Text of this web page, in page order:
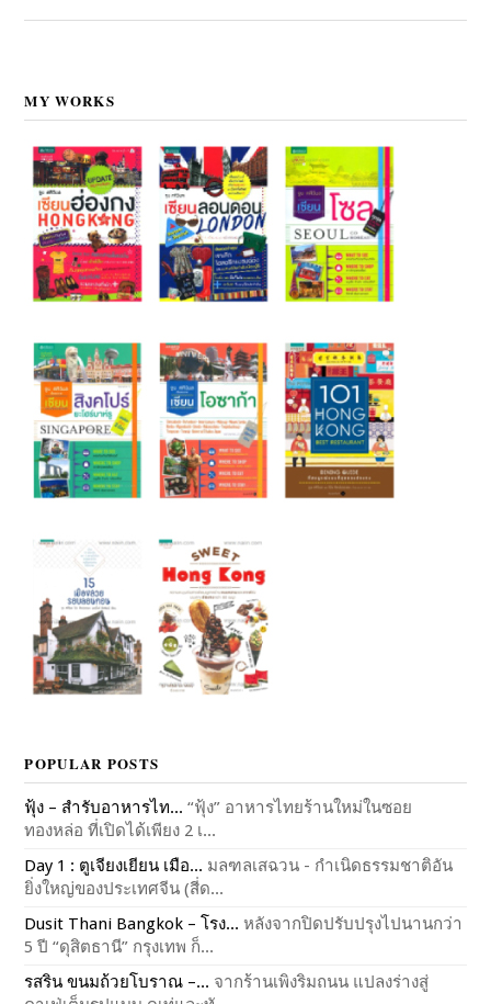
MY WORKS
POPULAR POSTS
ฟุ้ง – สำรับอาหารไท... “ฟุ้ง” อาหารไทยร้านใหม่ในซอย
ทองหล่อ ที่เปิดได้เพียง 2 เ...
Day 1 : ตูเจียงเยียน เมือ... มลฑลเสฉวน - กำเนิดธรรมชาติอัน
ยิ่งใหญ่ของประเทศจีน (สี่ด...
Dusit Thani Bangkok – โรง... หลังจากปิดปรับปรุงไปนานกว่า
5 ปี “ดุสิตธานี” กรุงเทพ ก็...
รสริน ขนมถ้วยโบราณ –... จากร้านเพิงริมถนน แปลงร่างสู่